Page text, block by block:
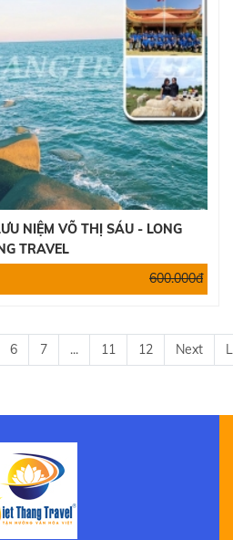
NIỆM VÕ THỊ SÁU - LONG
TRAVEL
600.000đ
6 7 ... 11 12 Next